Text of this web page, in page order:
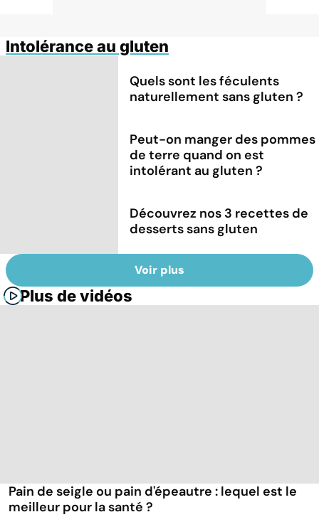
Intolérance au gluten
Quels sont les féculents
naturellement sans gluten ?
Peut-on manger des pommes
de terre quand on est
intolérant au gluten ?
Découvrez nos 3 recettes de
desserts sans gluten
Voir plus
Plus de vidéos
Pain de seigle ou pain d'épeautre : lequel est le
meilleur pour la santé ?